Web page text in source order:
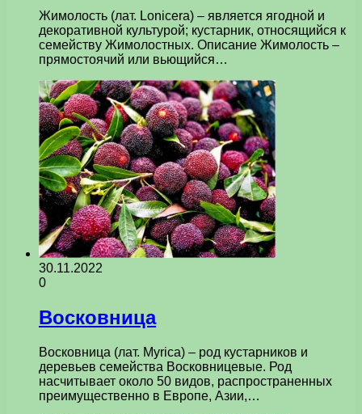
Жимолость (лат. Lonicera) – является ягодной и
декоративной культурой; кустарник, относящийся к
семейству Жимолостных. Описание Жимолость –
прямостоячий или вьющийся…
30.11.2022
0
Восковница
Восковница (лат. Myrica) – род кустарников и
деревьев семейства Восковницевые. Род
насчитывает около 50 видов, распространенных
преимущественно в Европе, Азии,…